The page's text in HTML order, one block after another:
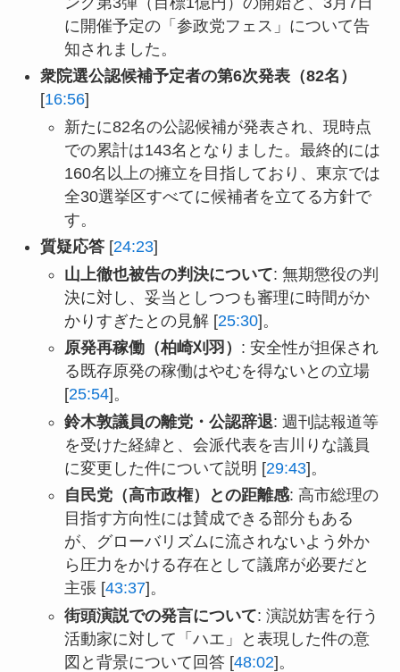
に開催予定の「参政党フェス」について告
知されました。
衆院選公認候補予定者の第6次発表（82名）
[16:56]
新たに82名の公認候補が発表され、現時点
での累計は143名となりました。最終的には
160名以上の擁立を目指しており、東京では
全30選挙区すべてに候補者を立てる方針で
す。
質疑応答[24:23]
山上徹也被告の判決について: 無期懲役の判
決に対し、妥当としつつも審理に時間がか
かりすぎたとの見解 [25:30]。
原発再稼働（柏崎刈羽） : 安全性が担保され
る既存原発の稼働はやむを得ないとの立場
[25:54]。
鈴木敦議員の離党・公認辞退: 週刊誌報道等
を受けた経緯と、会派代表を吉川りな議員
に変更した件について説明 [29:43]。
自民党（高市政権）との距離感: 高市総理の
目指す方向性には賛成できる部分もある
が、グローバリズムに流されないよう外か
ら圧力をかける存在として議席が必要だと
主張 [43:37]。
街頭演説での発言について: 演説妨害を行う
活動家に対して「ハエ」と表現した件の意
図と背景について回答 [48:02]。